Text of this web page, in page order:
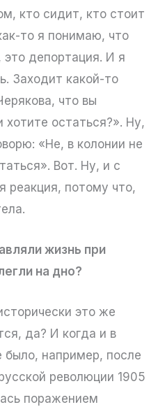
кто сидит, кто стоит
то я понимаю, что
это депортация. И я
Заходит какой-то
что вы
хотите остаться?». Ну,
«Не, в колонии не
Вот. Ну, и с
реакция, потому что,
жизнь при
на дно?
это же
да? И когда и в
было, например, после
революции 1905
поражением